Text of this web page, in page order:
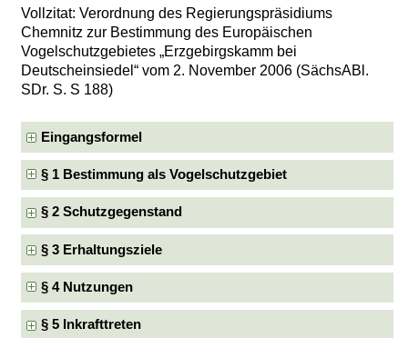
Vollzitat: Verordnung des Regierungspräsidiums
Chemnitz zur Bestimmung des Europäischen
Vogelschutzgebietes „Erzgebirgskamm bei
Deutscheinsiedel“ vom 2. November 2006 (SächsABl.
SDr. S. S 188)
Eingangsformel
§ 1 Bestimmung als Vogelschutzgebiet
§ 2 Schutzgegenstand
§ 3 Erhaltungsziele
§ 4 Nutzungen
§ 5 Inkrafttreten